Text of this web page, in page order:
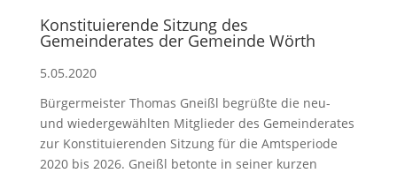
Konstituierende Sitzung des
Gemeinderates der Gemeinde Wörth
5.05.2020
Bürgermeister Thomas Gneißl begrüßte die neu-
und wiedergewählten Mitglieder des Gemeinderates
zur Konstituierenden Sitzung für die Amtsperiode
2020 bis 2026. Gneißl betonte in seiner kurzen